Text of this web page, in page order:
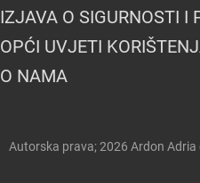
IZJAVA O SIGURNOSTI I
OPĆI UVJETI
O NAMA
Autorska prava; 2026 Ardon